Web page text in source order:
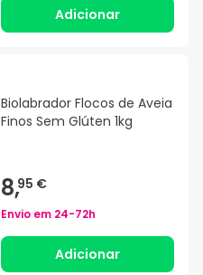
Adicionar
Biolabrador Flocos de Aveia
Finos Sem Glúten 1kg
8,95 €
Envio em 24-72h
Adicionar